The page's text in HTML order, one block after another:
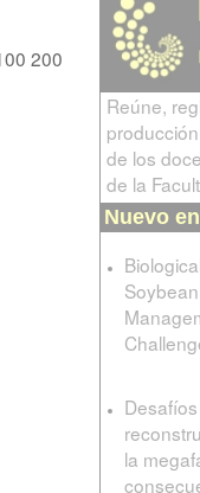
200
Reúne,
de los
de la
Nuevo
la